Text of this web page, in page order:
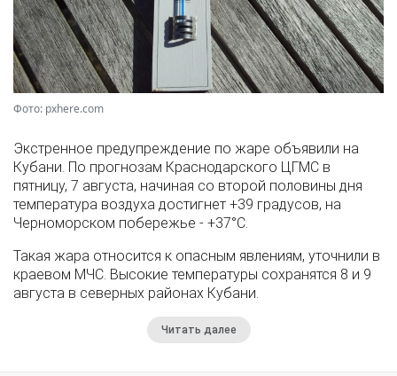
Фото: pxhere.com
Экстренное предупреждение по жаре объявили на
Кубани. По прогнозам Краснодарского ЦГМС в
пятницу, 7 августа, начиная со второй половины дня
температура воздуха достигнет +39 градусов, на
Черноморском побережье - +37°­С.
Такая жара относится к опасным явлениям, уточнили в
краевом МЧС. Высокие температуры сохранятся 8 и 9
августа в северных районах Кубани.
Читать далее